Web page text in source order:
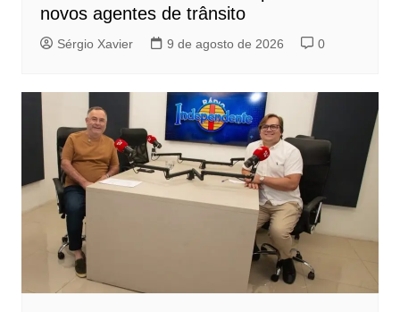
novos agentes de trânsito
Sérgio Xavier 9 de agosto de 2026 0